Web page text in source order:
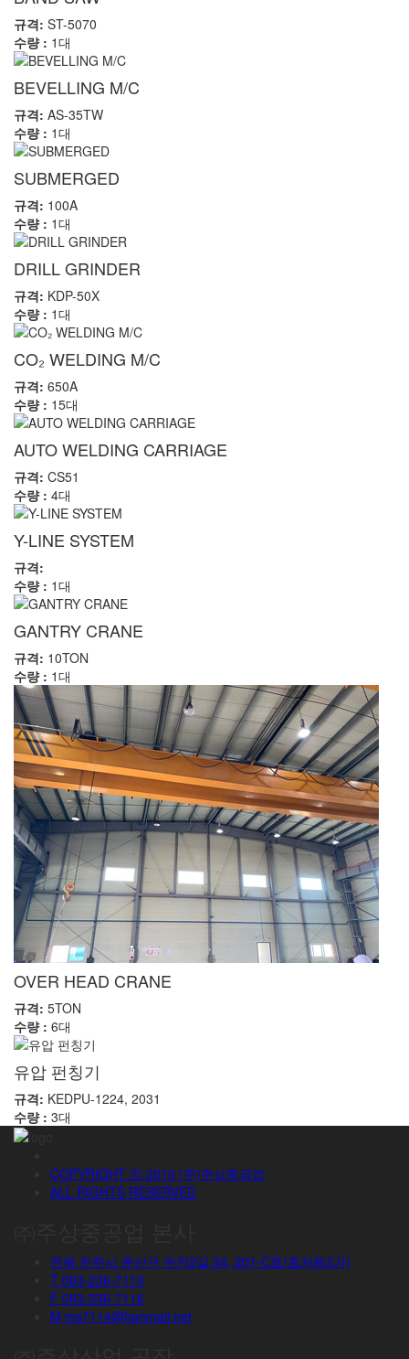
규격: ST-5070
수량 : 1대
BEVELLING M/C
규격: AS-35TW
수량 : 1대
SUBMERGED
규격: 100A
수량 : 1대
DRILL GRINDER
규격: KDP-50X
수량 : 1대
CO₂ WELDING M/C
규격: 650A
수량 : 15대
AUTO WELDING CARRIAGE
규격: CS51
수량 : 4대
Y-LINE SYSTEM
규격:
수량 : 1대
GANTRY CRANE
규격: 10TON
수량 : 1대
OVER HEAD CRANE
규격: 5TON
수량 : 6대
유압 펀칭기
규격: KEDPU-1224, 2031
수량 : 3대
COPYRIGHT ⓒ 2010 (주)주상중공업
ALL RIGHTS RESERVED
전북 전주시 완산구 우전2길 34, 201-C호(효자동2가)
T 063-236-7113
F 063-236-7116
M ms7114@hanmail.net